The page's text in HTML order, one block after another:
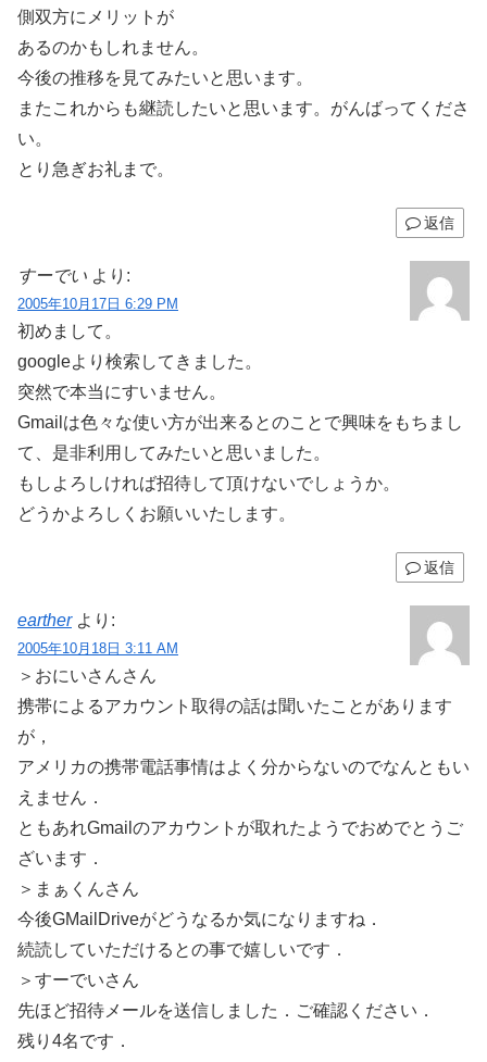
側双方にメリットが
あるのかもしれません。
今後の推移を見てみたいと思います。
またこれからも継読したいと思います。がんばってくださ
い。
とり急ぎお礼まで。
返信
すーでい より:
2005年10月17日 6:29 PM
初めまして。
googleより検索してきました。
突然で本当にすいません。
Gmailは色々な使い方が出来るとのことで興味をもちまし
て、是非利用してみたいと思いました。
もしよろしければ招待して頂けないでしょうか。
どうかよろしくお願いいたします。
返信
earther より:
2005年10月18日 3:11 AM
＞おにいさんさん
携帯によるアカウント取得の話は聞いたことがあります
が，
アメリカの携帯電話事情はよく分からないのでなんともい
えません．
ともあれGmailのアカウントが取れたようでおめでとうご
ざいます．
＞まぁくんさん
今後GMailDriveがどうなるか気になりますね．
続読していただけるとの事で嬉しいです．
＞すーでいさん
先ほど招待メールを送信しました．ご確認ください．
残り4名です．